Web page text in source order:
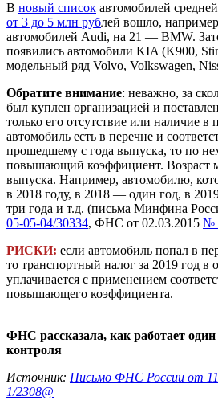
В новый список автомобилей
от 3 до 5 млн рублей вошло,
автомобилей Audi, на 21 — BMW.
появились автомобили KIA (K900,
модельный ряд Volvo, Volkswagen,
Обратите внимание: неважно, за
был куплен организацией и
только его отсутствие или наличие в
автомобиль есть в перечне и
прошедшему с года выпуска, то по
повышающий коэффициент. Возраст
выпуска. Например, автомобилю,
в 2018 году, в 2018 — один год, в
три года и т.д. (письма Минфина
05-05-04/30334, ФНС от 02.03.2015 №
РИСКИ: если автомобиль попал в
то транспортный налог за 2019 год в
уплачивается с применением
повышающего коэффициента.
ФНС рассказала, как работает один
контроля
Источник: Письмо ФНС России от
1/2308@